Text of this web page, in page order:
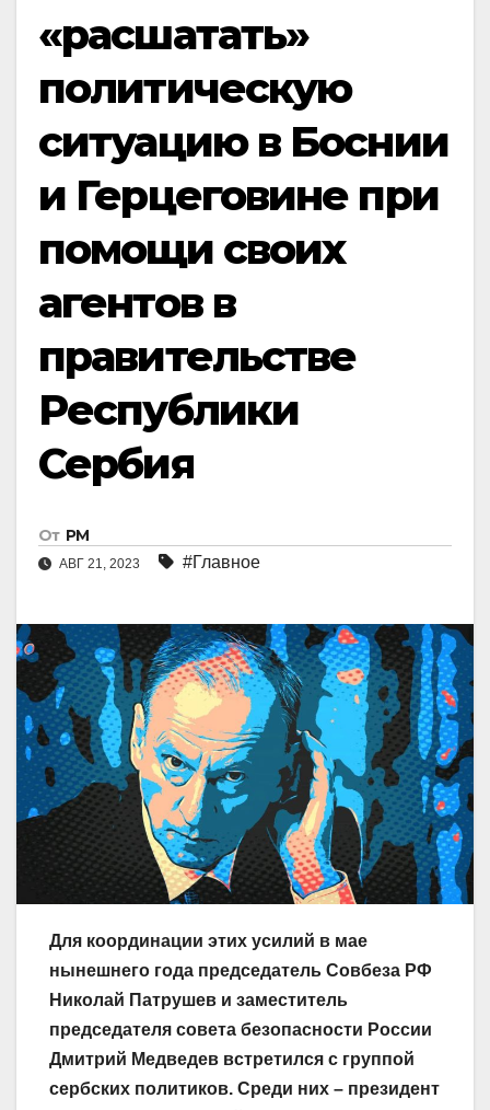
«расшатать»
политическую
ситуацию в Боснии
и Герцеговине при
помощи своих
агентов в
правительстве
Республики
Сербия
От РМ
АВГ 21, 2023 #Главное
Для координации этих усилий в мае
нынешнего года председатель Совбеза РФ
Николай Патрушев и заместитель
председателя совета безопасности России
Дмитрий Медведев встретился с группой
сербских политиков. Среди них – президент